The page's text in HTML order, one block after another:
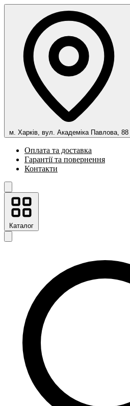
м. Харків, вул. Академіка Павлова, 88
Оплата та доставка
Гарантії та повернення
Контакти
Каталог